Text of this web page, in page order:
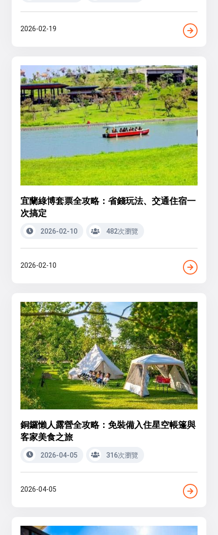
2026-02-19
宜蘭綠博套票全攻略：省錢玩法、交通住宿一
次搞定
2026-02-10 482次瀏覽
2026-02-10
銅鑼懶人露營全攻略：免裝備入住星空帳篷與
客家美食之旅
2026-04-05 316次瀏覽
2026-04-05